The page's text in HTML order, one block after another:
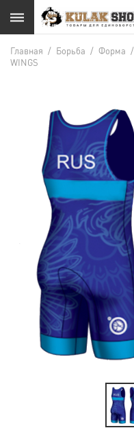
Главная / Борьба / Форма /
WINGS